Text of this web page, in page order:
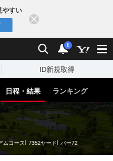
やすい
検索 通知
i
ID新規取得
日程・結果 ランキング
ムコース 7352ヤード パー72